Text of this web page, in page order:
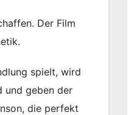
Der Film
spielt, wird
und geben der
die perfekt